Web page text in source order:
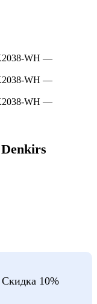
Скидка 10%